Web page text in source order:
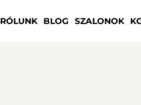
RÓLUNK BLOG SZALONOK